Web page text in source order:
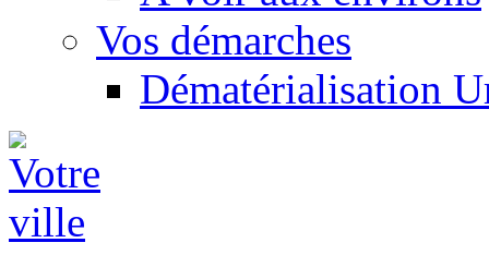
Vos démarches
Dématérialisation